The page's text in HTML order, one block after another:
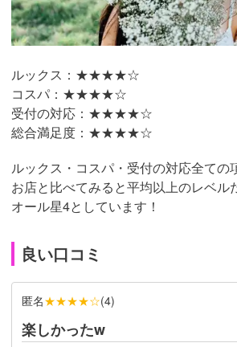
ルックス：★★★★☆
コスパ：★★★★☆
受付の対応：★★★★☆
総合満足度：★★★★☆
ルックス・コスパ・受付の対応全ての
お店と比べてみると平均以上のレベル
オール星4としています！
良い口コミ
匿名★★★★☆(4)
楽しかったw